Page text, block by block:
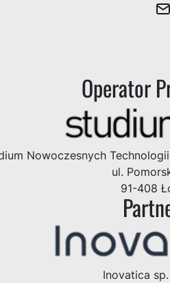
Operator
Nowoczesnych
ul.
91-408
Inovatica